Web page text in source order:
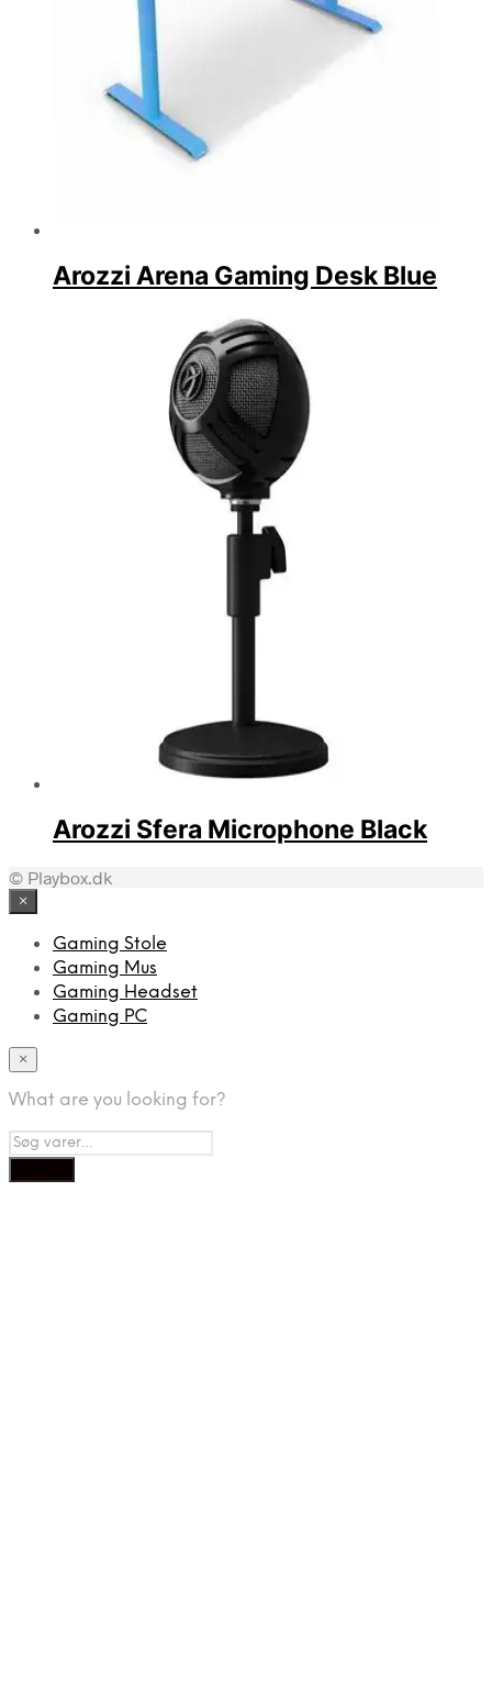
Arozzi Arena Gaming Desk Blue
Arozzi Sfera Microphone Black
© Playbox.dk
×
Gaming Stole
Gaming Mus
Gaming Headset
Gaming PC
×
What are you looking for?